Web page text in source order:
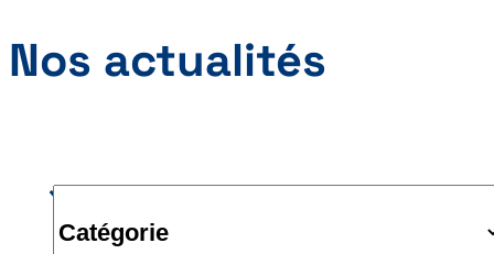
Nos actualités